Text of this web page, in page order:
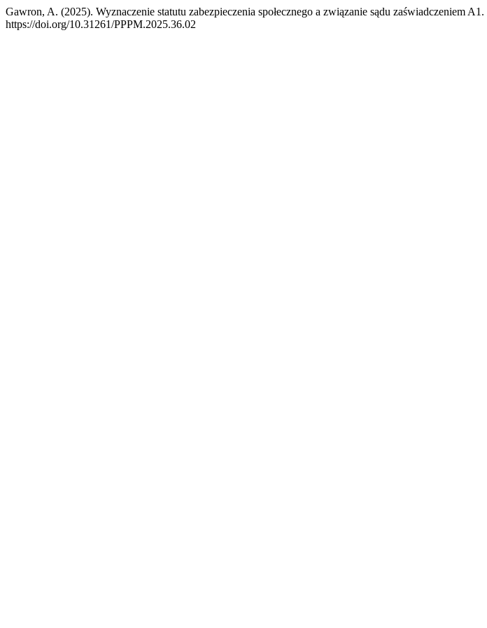
Gawron, A. (2025). Wyznaczenie statutu zabezpieczenia społecznego a związanie sądu zaświadczeniem A1.
https://doi.org/10.31261/PPPM.2025.36.02